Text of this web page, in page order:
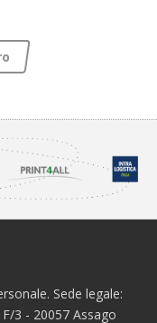
Sede legale:
3 - 20057 Assago